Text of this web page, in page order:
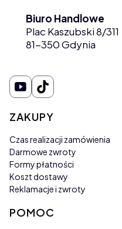
Biuro Handlowe
Plac Kaszubski 8/311
81-350 Gdynia
Linki w stopce
ZAKUPY
Czas realizacji zamówienia
Darmowe zwroty
Formy płatności
Koszt dostawy
Reklamacje i zwroty
POMOC